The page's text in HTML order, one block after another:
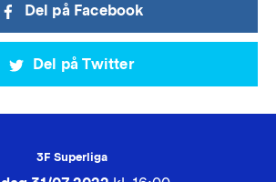
Del på Facebook
Del på Twitter
3F Superliga